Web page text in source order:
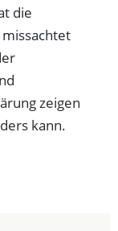
die
zeigen
kann.